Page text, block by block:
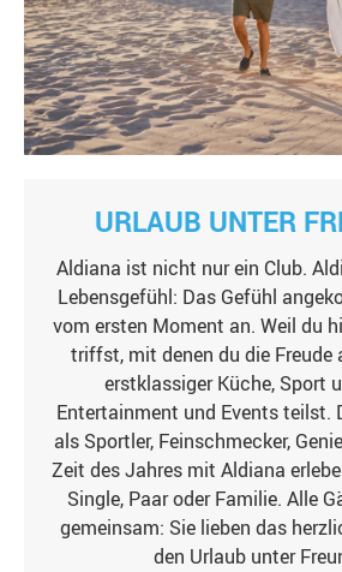
URLAUB UNTER
Aldiana ist nicht nur ein Club.
Lebensgefühl: Das Gefühl
vom ersten Moment an. Weil du
triffst, mit denen du die Freude
erstklassiger Küche, Sport
Entertainment und Events teilst.
als Sportler, Feinschmecker,
Zeit des Jahres mit Aldiana
Single, Paar oder Familie. Alle
gemeinsam: Sie lieben das
den Urlaub unter